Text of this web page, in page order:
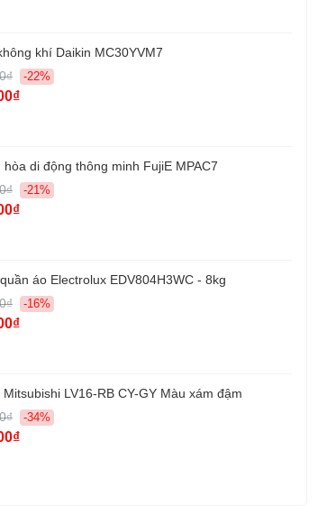
355(rộng) x 220(sâu) x 565(cao) mm
13.5 kg
15.5 kg
2 năm
khí Daikin MC30YVM7
-22%
hòa di động thông minh FujiE MPAC7
-21%
áo Electrolux EDV804H3WC - 8kg
-16%
LV16-RB CY-GY Màu xám đậm
-34%